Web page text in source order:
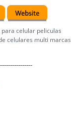
celular peliculas
celulares multi marcas